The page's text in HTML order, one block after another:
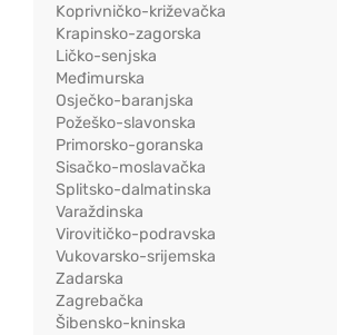
Koprivničko-križevačka
Krapinsko-zagorska
Ličko-senjska
Međimurska
Osječko-baranjska
Požeško-slavonska
Primorsko-goranska
Sisačko-moslavačka
Splitsko-dalmatinska
Varaždinska
Virovitičko-podravska
Vukovarsko-srijemska
Zadarska
Zagrebačka
Šibensko-kninska